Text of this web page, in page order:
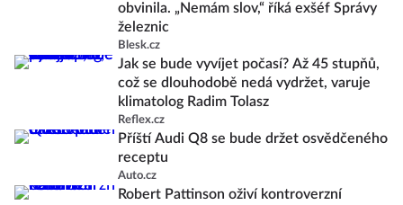
obvinila. „Nemám slov,“ říká exšéf Správy
železnic
Blesk.cz
Jak se bude vyvíjet počasí? Až 45 stupňů,
což se dlouhodobě nedá vydržet, varuje
klimatolog Radim Tolasz
Reflex.cz
Příští Audi Q8 se bude držet osvědčeného
receptu
Auto.cz
Robert Pattinson oživí kontroverzní